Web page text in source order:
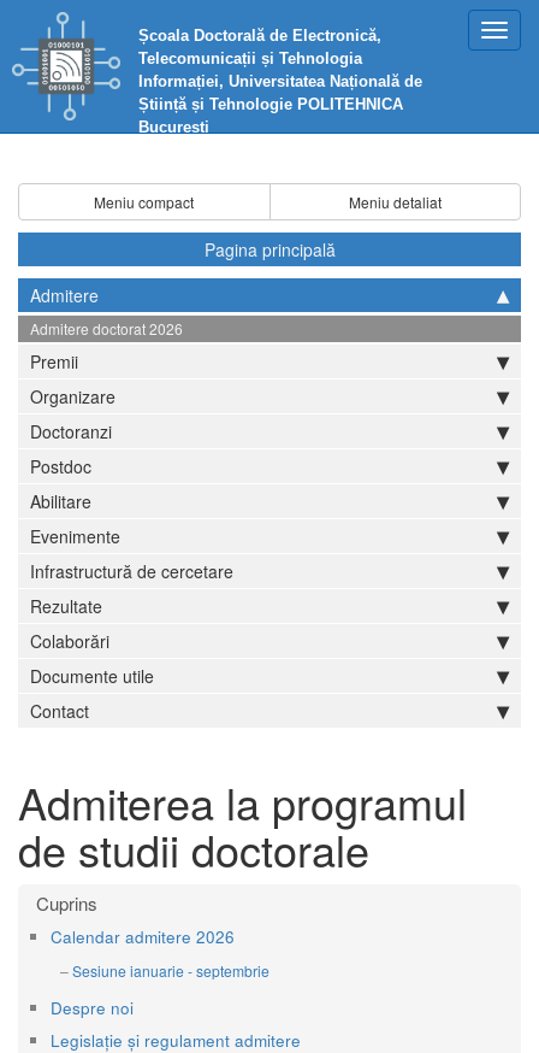
Școala Doctorală de Electronică,
Telecomunicații și Tehnologia
Informației, Universitatea Națională de
Știință și Tehnologie POLITEHNICA
București
Meniu compact Meniu detaliat
Pagina principală
Admitere
Admitere doctorat 2026
Premii
Organizare
Doctoranzi
Postdoc
Abilitare
Evenimente
Infrastructură de cercetare
Rezultate
Colaborări
Documente utile
Contact
Admiterea la programul
de studii doctorale
Calendar admitere 2026
Sesiune ianuarie - septembrie
Despre noi
Legislație și regulament admitere